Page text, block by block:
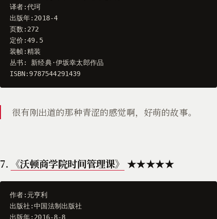
译者:代珂
出版年: 2018-4
页数 : 272
定价 :49.5
装帧:精装
丛书 : 新经典·伊坂幸太郎作品
ISBN: 9787544291439
很有刚出道的那种青涩的感觉啊，好萌的故事。
7. 《沃顿商学院时间管理课》 ★★★★★
作者: 元亨利
出版社 :中国法制出版社
出版年: 2016-8-8